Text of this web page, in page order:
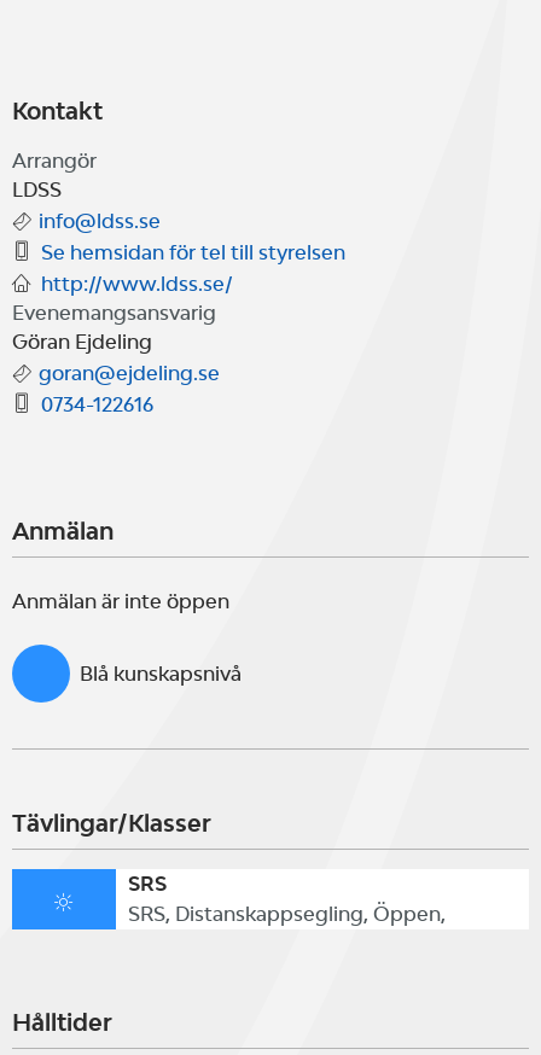
Kontakt
Arrangör
LDSS
info@ldss.se
Se hemsidan för tel till styrelsen
http://www.ldss.se/
Evenemangsansvarig
Göran Ejdeling
goran@ejdeling.se
0734-122616
Anmälan
Anmälan är inte öppen
Blå kunskapsnivå
Tävlingar/Klasser
SRS
SRS, Distanskappsegling, Öppen,
Hålltider